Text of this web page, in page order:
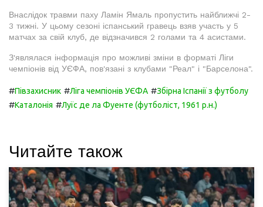
Внаслідок травми паху Ламін Ямаль пропустить найближчі 2-
3 тижні. У цьому сезоні іспанський гравець взяв участь у 5
матчах за свій клуб, де відзначився 2 голами та 4 асистами.
З'являлася інформація про можливі зміни в форматі Ліги
чемпіонів від УЄФА, пов'язані з клубами "Реал" і "Барселона".
#Півзахисник #Ліга чемпіонів УЄФА #Збірна Іспанії з футболу
#Каталонія #Луїс де ла Фуенте (футболіст, 1961 р.н.)
Читайте також